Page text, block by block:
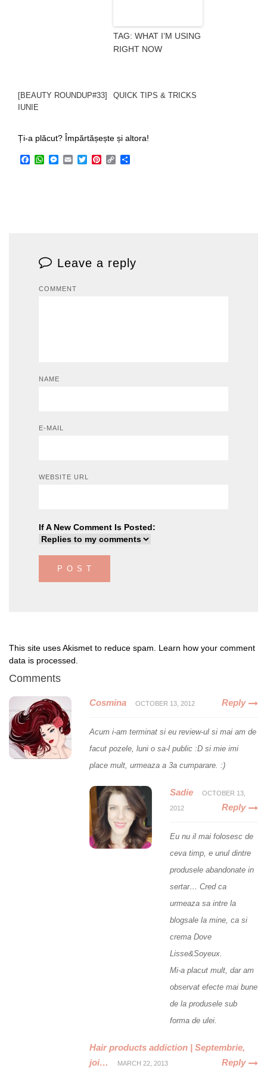
TAG: WHAT I’M USING
RIGHT NOW
[BEAUTY ROUNDUP#33]
IUNIE
QUICK TIPS & TRICKS
Ți-a plăcut? Împărtășește și altora!
Facebook
WhatsApp
Messenger
EmailTwitterPinterest
Copy
Leave a reply
COMMENT
NAME
E-MAIL
WEBSITE URL
If A New Comment Is Posted:
This site uses Akismet to reduce spam. Learn how your comment
data is processed
Comments
Cosmina OCTOBER 13, 2012 Reply
Acum i-am terminat si eu review-ul si mai am de
facut pozele, luni o sa-l public :D si mie imi
place mult, urmeaza a 3a cumparare. :)
Sadie OCTOBER 13,
2012 Reply
Eu nu il mai folosesc de
ceva timp, e unul dintre
produsele abandonate in
sertar… Cred ca
urmeaza sa intre la
blogsale la mine, ca si
crema Dove
Lisse&Soyeux.
Mi-a placut mult, dar am
observat efecte mai bune
de la produsele sub
forma de ulei.
Hair products addiction | Septembrie,
joi…
MARCH 22, 2013 Reply